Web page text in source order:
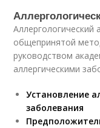
Аллергологический
общепринятой
руководством
аллергическими
Установление
заболевания